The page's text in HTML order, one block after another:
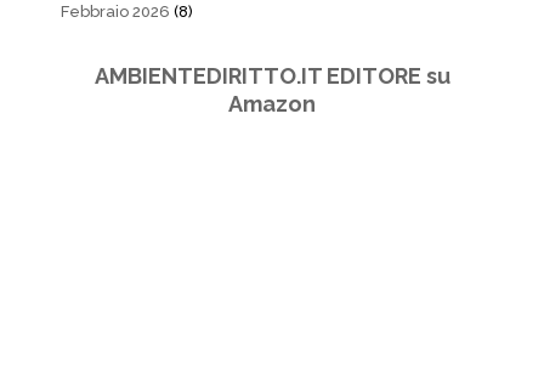
Febbraio 2026 (8)
AMBIENTEDIRITTO.IT EDITORE su
Amazon